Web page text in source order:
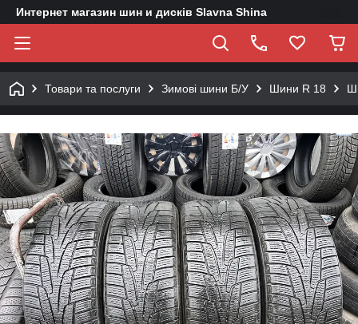
Интернет магазин шин и дисків Slavna Shina
Товари та послуги Зимові шини Б/У Шини R 18